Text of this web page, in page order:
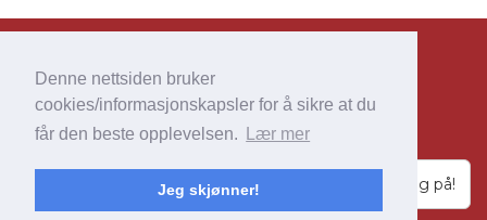
Denne nettsiden bruker
cookies/informasjonskapsler for å sikre at du
får den beste opplevelsen.
Lær mer
Jeg skjønner!
All rights reserved.
Utviklet og driftet avFrode Fjellberg AS.
Meld deg på!